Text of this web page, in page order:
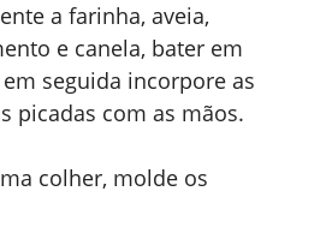
a farinha, aveia,
e canela, bater em
seguida incorpore as
picadas com as mãos.
colher, molde os